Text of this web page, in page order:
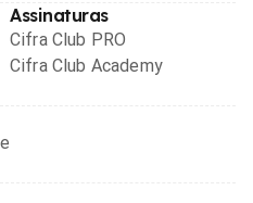
Assinaturas
Cifra Club PRO
Cifra Club Academy